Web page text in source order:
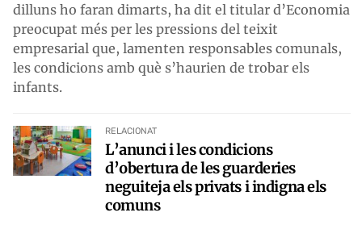
dilluns ho faran dimarts, ha dit el titular d’Economia
preocupat més per les pressions del teixit
empresarial que, lamenten responsables comunals,
les condicions amb què s’haurien de trobar els
infants.
RELACIONAT
L’anunci i les condicions
d’obertura de les guarderies
neguiteja els privats i indigna els
comuns